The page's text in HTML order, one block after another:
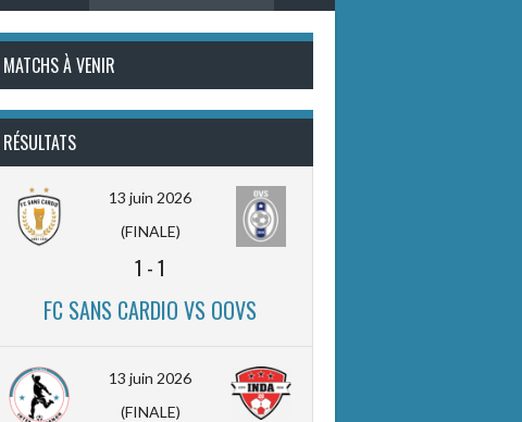
MATCHS À VENIR
RÉSULTATS
13 juin 2026
(FINALE)
1 -1
FC SANS CARDIO VS OOVS
13 juin 2026
(FINALE)